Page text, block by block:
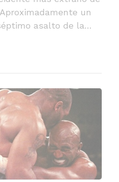
asalto de la
aire libre del Caesars
atónitos ante lo que